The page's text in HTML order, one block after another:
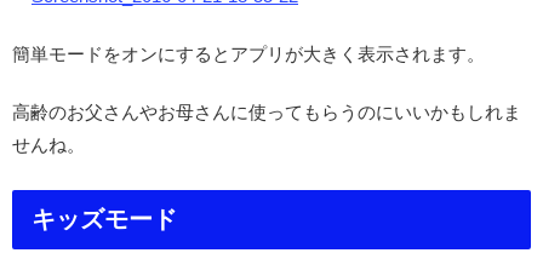
簡単モードをオンにするとアプリが大きく表示されます。
高齢のお父さんやお母さんに使ってもらうのにいいかもしれま
せんね。
キッズモード